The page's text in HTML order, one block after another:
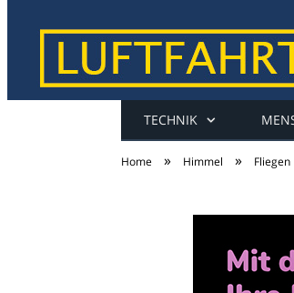
luftfahrt24
TECHNIK
Home » Himmel » Fliegen